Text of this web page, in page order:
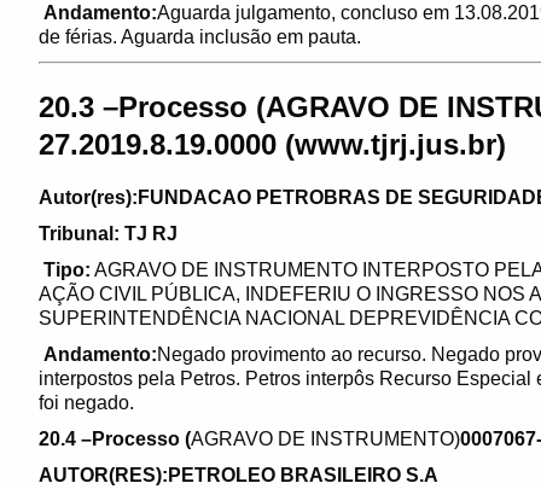
Andamento:Aguarda julgamento, concluso em
de férias. Aguarda inclusão em pauta.
20.3 –Processo (AGRAVO DE
27.2019.8.19.0000 (www.tjrj.jus.br)
Autor(res):FUNDACAO PETROBRAS DE
Tribunal: TJ RJ
Tipo: AGRAVO DE INSTRUMENTO INTERPOSTO
AÇÃO CIVIL PÚBLICA, INDEFERIU O INGRESSO NOS
SUPERINTENDÊNCIA NACIONAL DEPREVIDÊNCIA
Andamento:Negado provimento ao recurso. Negado
interpostos pela Petros. Petros interpôs Recurso
foi negado.
20.4 –Processo (AGRAVO DE INSTRUMENTO)
AUTOR(RES):PETROLEO BRASILEIRO S.A